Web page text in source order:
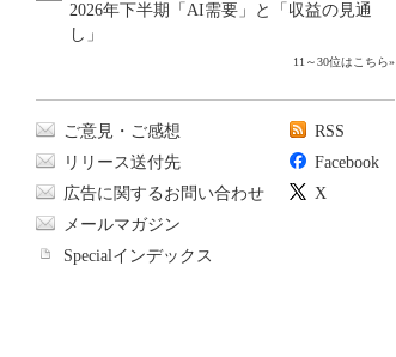
2026年下半期「AI需要」と「収益の見通
し」
11～30位はこちら»
ご意見・ご感想
リリース送付先
広告に関するお問い合わせ
メールマガジン
Specialインデックス
RSS
Facebook
X